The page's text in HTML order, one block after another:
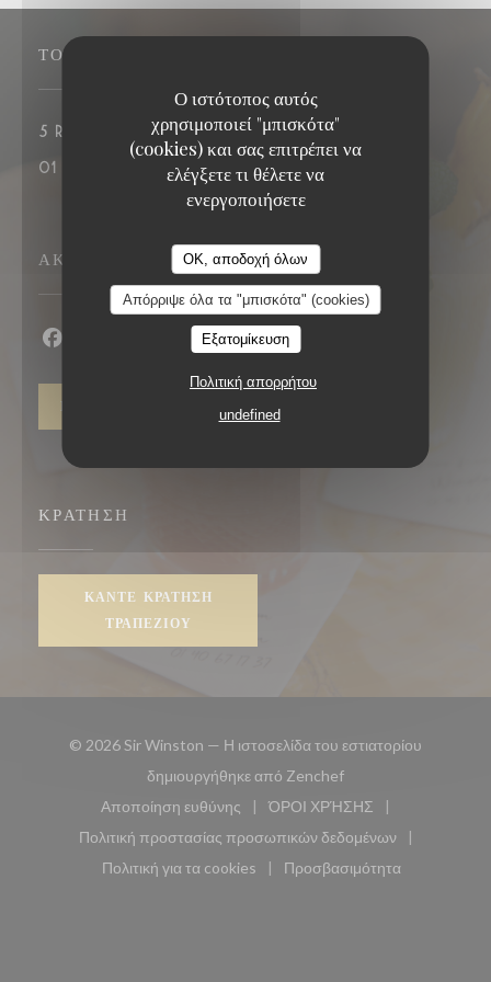
Ο ιστότοπος αυτός
χρησιμοποιεί "μπισκότα"
(cookies) και σας επιτρέπει να
ελέγξετε τι θέλετε να
ενεργοποιήσετε
OK, αποδοχή όλων
Απόρριψε όλα τα "μπισκότα" (cookies)
Εξατομίκευση
Πολιτική απορρήτου
undefined
ΤΟΠΟΘΕΣΊΑ
5 rue Presbourg 75016 PARIS((ανοίγει σε νέο παράθυρο))
01 40 67 17 37
ΑΚΟΛΟΥΘΉΣΤΕ ΜΑΣ
Facebook ((ανοίγει σε νέο παράθυρο))
Instagram ((ανοίγει σε νέο παράθυρο))
ΚΡΆΤΗΣΗ
ΚΆΝΤΕ ΚΡΆΤΗΣΗ
ΤΡΑΠΕΖΙΟΎ
© 2026 Sir Winston — Η ιστοσελίδα του εστιατορίου
δημιουργήθηκε από Zenchef((ανοίγει σε νέο
Αποποίηση ευθύνης
((ανοίγει σε νέο παράθυρο))
ΌΡΟΙ ΧΡΉΣΗΣ
((ανοίγει σε νέο
Πολιτική προστασίας προσωπικών δεδομένων
((ανοίγει σε νέο παράθυρο))
Πολιτική για τα cookies
((ανοίγει σε νέο παράθυρο))
Προσβασιμότητα
((ανοίγει σε νέο